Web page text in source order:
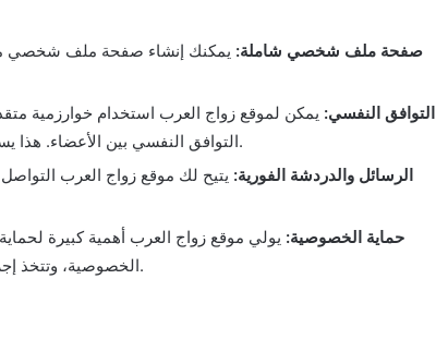
صفحة ملف شخصي شاملة: يمكنك إنشاء صفحة ملف شخصي
التوافق النفسي: يمكن لموقع زواج العرب استخدام خوارزمية
التوافق النفسي بين الأعضاء. هذا يساعد في زيادة فرصتك في العثور على الشريك المناسب.
الرسائل والدردشة الفورية: يتيح لك موقع زواج العرب
حماية الخصوصية: يولي موقع زواج العرب أهمية كبيرة
الخصوصية، وتتخذ إجراءات إضافية لضمان سلامة وحماية معلوماتك الشخصية.